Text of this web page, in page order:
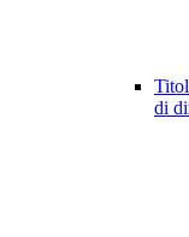
di